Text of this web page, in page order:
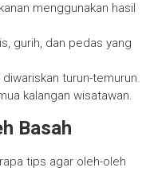
menggunakan hasil
gurih, dan pedas yang
diwariskan turun-temurun.
kalangan wisatawan.
Basah
tips agar oleh-oleh